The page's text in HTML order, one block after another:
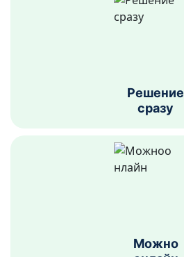
Решение
сразу
Можно